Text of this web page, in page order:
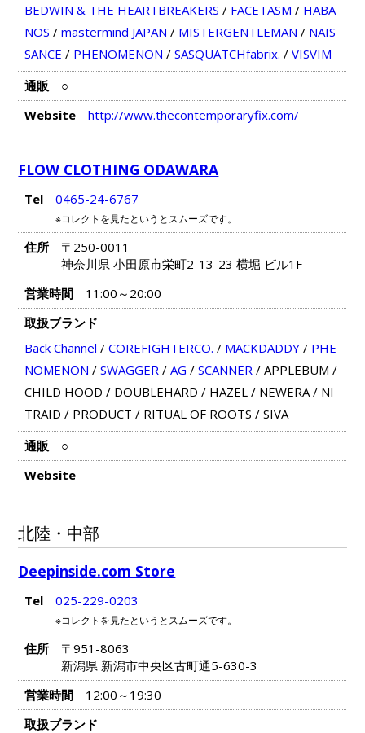
BEDWIN & THE HEARTBREAKERS / FACETASM / HABA
NOS / mastermind JAPAN / MISTERGENTLEMAN / NAIS
SANCE / PHENOMENON / SASQUATCHfabrix. / VISVIM
通販
○
Website
http://www.thecontemporaryfix.com/
FLOW CLOTHING ODAWARA
Tel 0465-24-6767
※コレクトを見たというとスムーズです。
住所
〒250-0011
神奈川県 小田原市栄町2-13-23 横堀 ビル1F
営業時間
11:00～20:00
取扱ブランド
Back Channel / COREFIGHTERCO. / MACKDADDY/ PHE
NOMENON / SWAGGER/ AG / SCANNER/ APPLEBUM /
CHILD HOOD / DOUBLEHARD / HAZEL/ NEWERA/ NI
TRAID / PRODUCT / RITUAL OF ROOTS / SIVA
通販
○
Website
北陸・中部
Deepinside.com Store
Tel 025-229-0203
※コレクトを見たというとスムーズです。
住所
〒951-8063
新潟県 新潟市中央区古町通5-630-3
営業時間
12:00～19:30
取扱ブランド